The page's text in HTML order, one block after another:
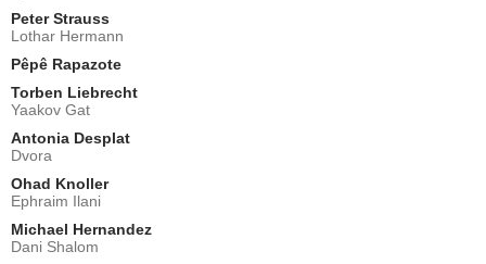
Peter Strauss
Lothar Hermann
Pêpê Rapazote
Torben Liebrecht
Yaakov Gat
Antonia Desplat
Dvora
Ohad Knoller
Ephraim Ilani
Michael Hernandez
Dani Shalom